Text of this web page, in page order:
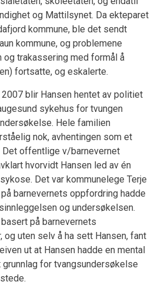
og Mattilsynet. Da ekteparet
kommune, ble det sendt
kommune, og problemene
trakassering med formål å
fortsatte, og eskalerte.
2007 blir Hansen hentet av politiet
sykehus for tvungen
Hele familien
nok, avhentingen som et
Det offentlige v/barnevernet
hvorvidt Hansen led av én
Det var kommunelege Terje
barnevernets oppfordring hadde
og undersøkelsen.
på barnevernets
og uten selv å ha sett Hansen, fant
ut at Hansen hadde en mental
grunnlag for tvangsundersøkelse